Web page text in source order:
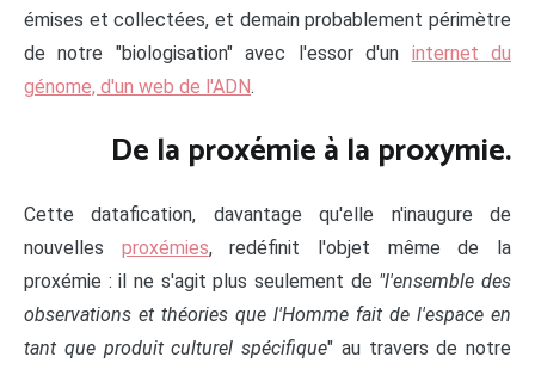
émises et collectées, et demain probablement périmètre
de notre "biologisation" avec l'essor d'un internet du
génome, d'un web de l'ADN.
De la proxémie à la proxymie.
Cette datafication, davantage qu'elle n'inaugure de
nouvelles proxémies, redéfinit l'objet même de la
proxémie : il ne s'agit plus seulement de "l'ensemble des
observations et théories que l'Homme fait de l'espace en
tant que produit culturel spécifique" au travers de notre